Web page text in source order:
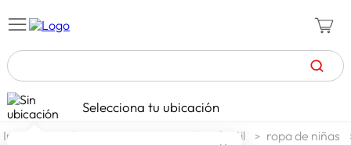
TÉRMINOS MÁS BUSCADOS
1. celulares
Selecciona tu ubicación
moda y accesorios moda infantil ropa de niñas